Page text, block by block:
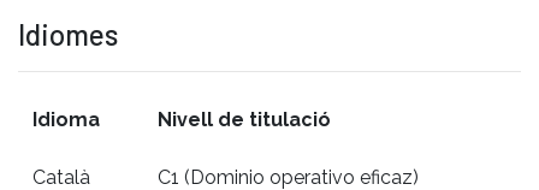
Idiomes
Idioma Nivell de titulació
Català C1 (Dominio operativo eficaz)